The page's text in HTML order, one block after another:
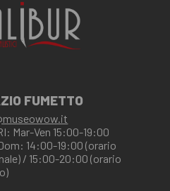
FUMETTO
Mar-Ven 15:00-19:00
14:00-19:00 (orario
/ 15:00-20:00 (orario